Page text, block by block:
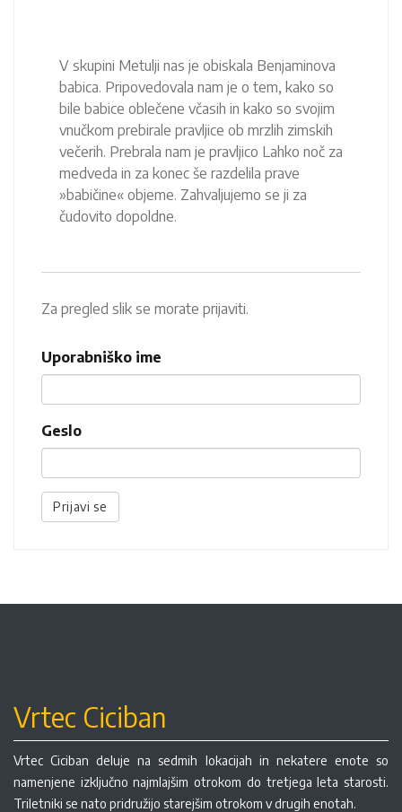
V skupini Metulji nas je obiskala Benjaminova
babica. Pripovedovala nam je o tem, kako so
bile babice oblečene včasih in kako so svojim
vnučkom prebirale pravljice ob mrzlih zimskih
večerih. Prebrala nam je pravljico Lahko noč za
medveda in za konec še razdelila prave
»babičine« objeme. Zahvaljujemo se ji za
čudovito dopoldne.
Za pregled slik se morate prijaviti.
Uporabniško ime
Geslo
Prijavi se
Vrtec Ciciban
Vrtec Ciciban deluje na sedmih lokacijah in nekatere enote so
namenjene izključno najmlajšim otrokom do tretjega leta starosti.
Triletniki se nato pridružijo starejšim otrokom v drugih enotah.